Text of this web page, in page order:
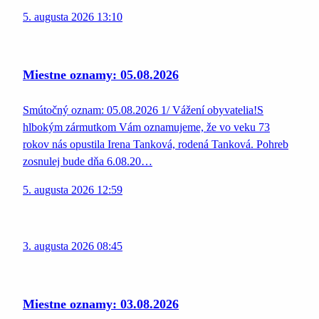
5. augusta 2026 13:10
Miestne oznamy: 05.08.2026
Smútočný oznam: 05.08.2026 1/ Vážení obyvatelia!S
hlbokým zármutkom Vám oznamujeme, že vo veku 73
rokov nás opustila Irena Tanková, rodená Tanková. Pohreb
zosnulej bude dňa 6.08.20…
5. augusta 2026 12:59
3. augusta 2026 08:45
Miestne oznamy: 03.08.2026